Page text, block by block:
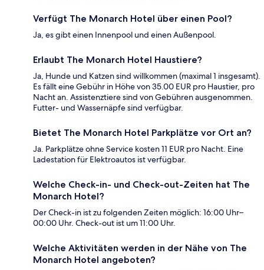
Verfügt The Monarch Hotel über einen Pool?
Ja, es gibt einen Innenpool und einen Außenpool.
Erlaubt The Monarch Hotel Haustiere?
Ja, Hunde und Katzen sind willkommen (maximal 1 insgesamt).
Es fällt eine Gebühr in Höhe von 35.00 EUR pro Haustier, pro
Nacht an. Assistenztiere sind von Gebühren ausgenommen.
Futter- und Wassernäpfe sind verfügbar.
Bietet The Monarch Hotel Parkplätze vor Ort an?
Ja. Parkplätze ohne Service kosten 11 EUR pro Nacht. Eine
Ladestation für Elektroautos ist verfügbar.
Welche Check-in- und Check-out-Zeiten hat The
Monarch Hotel?
Der Check-in ist zu folgenden Zeiten möglich: 16:00 Uhr–
00:00 Uhr. Check-out ist um 11:00 Uhr.
Welche Aktivitäten werden in der Nähe von The
Monarch Hotel angeboten?